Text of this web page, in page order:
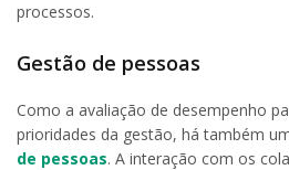
processos.
Gestão de pessoas
Como a avaliação de desempenho
prioridades da gestão, há também
de pessoas. A interação com os